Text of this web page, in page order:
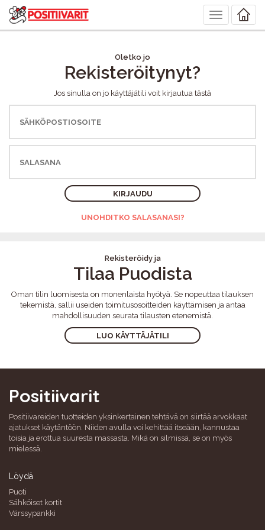
Toggle
navigation
Oletko jo
Rekisteröitynyt?
Jos sinulla on jo käyttäjätili voit kirjautua tästä
KIRJAUDU
UNOHDITKO SALASANASI?
Rekisteröidy ja
Tilaa Puodista
Oman tilin luomisesta on monenlaista hyötyä. Se nopeuttaa tilauksen
tekemistä, sallii useiden toimitusosoitteiden käyttämisen ja antaa
mahdollisuuden seurata tilausten etenemistä.
LUO KÄYTTÄJÄTILI
Positiivarit
Positiivareiden tuotteiden yksinkertainen tehtävä on siirtää arvokkaat
ajatukset käytäntöön. Niiden avulla voi kehittää itseään, kannustaa
toisia ja erottua suuresta massasta. Mikä on silmissä, se on myös
mielessä.
Löydä
Puoti
Sähköiset kortit
Värssypankki